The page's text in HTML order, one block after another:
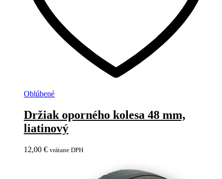
Oblúbené
Držiak oporného kolesa 48 mm,
liatinový
12,00 € vrátane DPH